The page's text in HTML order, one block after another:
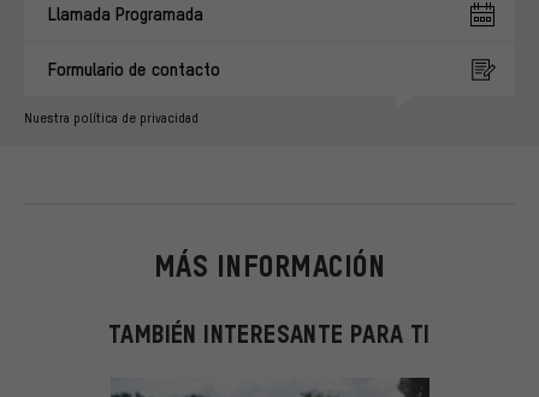
Llamada Programada
Formulario de contacto
Nuestra política de privacidad
MÁS INFORMACIÓN
TAMBIÉN INTERESANTE PARA TI